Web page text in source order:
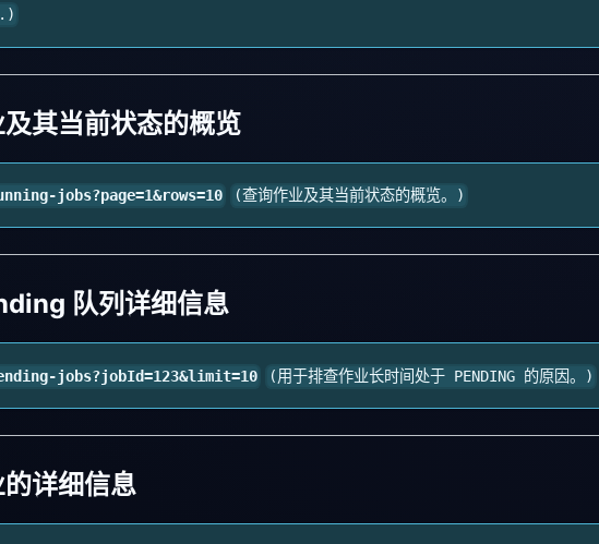
其当前状态的概览
jobs?page=1&rows=10 (查询作业及其当前状态的概览。)
队列详细信息
jobs?jobId=123&limit=10 (用于排查作业长时间处于 PENDING 的原因。)
详细信息